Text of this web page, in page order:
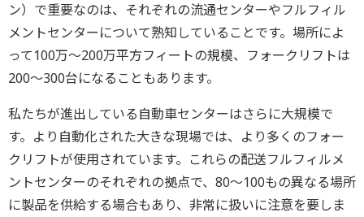
ン）で重要なのは、それぞれの流通センターやフルフィル
メントセンターについて熟知していることです。場所によ
って100万～200万平方フィートの規模、フォークリフトは
200～300台になることもあります。
私たちが進出している自動車センターはさらに大規模で
す。より自動化された大きな現場では、より多くのフォー
クリフトが使用されています。これらの配送フルフィルメ
ントセンターのそれぞれの拠点で、80～100もの異なる場所
に製品を供給する場合もあり、非常に扱いに注意を要しま